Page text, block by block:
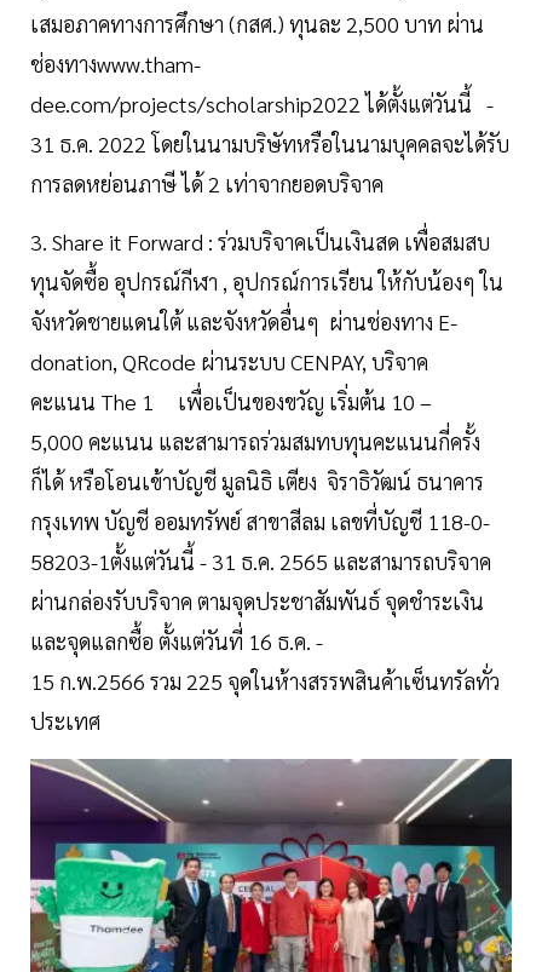
เสมอภาคทางการศึกษา (กสศ.) ทุนละ 2,500 บาท ผ่าน
ช่องทางwww.tham-
dee.com/projects/scholarship2022 ได้ตั้งแต่วันนี้ -
31 ธ.ค. 2022 โดยในนามบริษัทหรือในนามบุคคลจะได้รับ
การลดหย่อนภาษี ได้ 2 เท่าจากยอดบริจาค
3. Share it Forward : ร่วมบริจาคเป็นเงินสด เพื่อสมสบ
ทุนจัดซื้อ อุปกรณ์กีฬา , อุปกรณ์การเรียน ให้กับน้องๆ ใน
จังหวัดชายแดนใต้ และจังหวัดอื่นๆ ผ่านช่องทาง E-
donation, QRcode ผ่านระบบ CENPAY, บริจาค
คะแนน The 1 เพื่อเป็นของขวัญ เริ่มต้น 10 –
5,000 คะแนน และสามารถร่วมสมทบทุนคะแนนกี่ครั้ง
ก็ได้ หรือโอนเข้าบัญชี มูลนิธิ เตียง จิราธิวัฒน์ ธนาคาร
กรุงเทพ บัญชี ออมทรัพย์ สาขาสีลม เลขที่บัญชี 118-0-
58203-1ตั้งแต่วันนี้ - 31 ธ.ค. 2565 และสามารถบริจาค
ผ่านกล่องรับบริจาค ตามจุดประชาสัมพันธ์ จุดชำระเงิน
และจุดแลกซื้อ ตั้งแต่วันที่ 16 ธ.ค. -
15 ก.พ.2566 รวม 225 จุดในห้างสรรพสินค้าเซ็นทรัลทั่ว
ประเทศ